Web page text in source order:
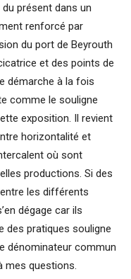
présent dans un
renforcé par
du port de Beyrouth
et des points de
démarche à la fois
comme le souligne
exposition. Il revient
horizontalité et
où sont
productions. Si des
les différents
dégage car ils
des pratiques souligne
dénominateur commun
mes questions.